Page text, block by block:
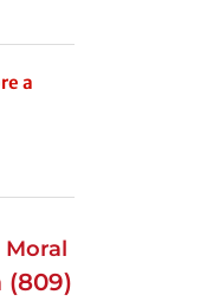
a
Moral
(809)